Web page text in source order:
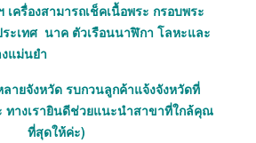
ครื่องสามารถเช็คเนื้อพระ กรอบพระ
ะเทศ นาค ตัวเรือนนาฬิกา โลหะและ
แม่นยำ
ายจังหวัด รบกวนลูกค้าแจ้งจังหวัดที่
ทางเรายินดีช่วยแนะนำสาขาที่ใกล้คุณ
ที่สุดให้ค่ะ)